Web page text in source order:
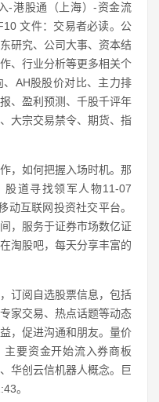
-港股通（上海）-资金流
文件：交易者必读。公
研究、公司大事、资本结
、行业分析等更多相关个
AH股股价对比、主力排
、盈利预测、千股千评年
大宗交易禁令、期货、指
，如何把握入场时机。那
道寻找领军人物11-07
动互联网投资社交平台。
，服务于证券市场数亿证
淘股吧，每天分享丰富的
订阅自选股票信息，包括
家交易、热点话题等动态
，促进沟通和朋友。量价
要资金开始流入券商板
华创云信机器人概念。巨
。